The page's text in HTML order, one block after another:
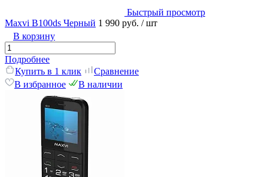
Быстрый просмотр
Maxvi B100ds Черный 1 990 руб. / шт
В корзину
Подробнее
Купить в 1 клик
Сравнение
В избранное
В наличии